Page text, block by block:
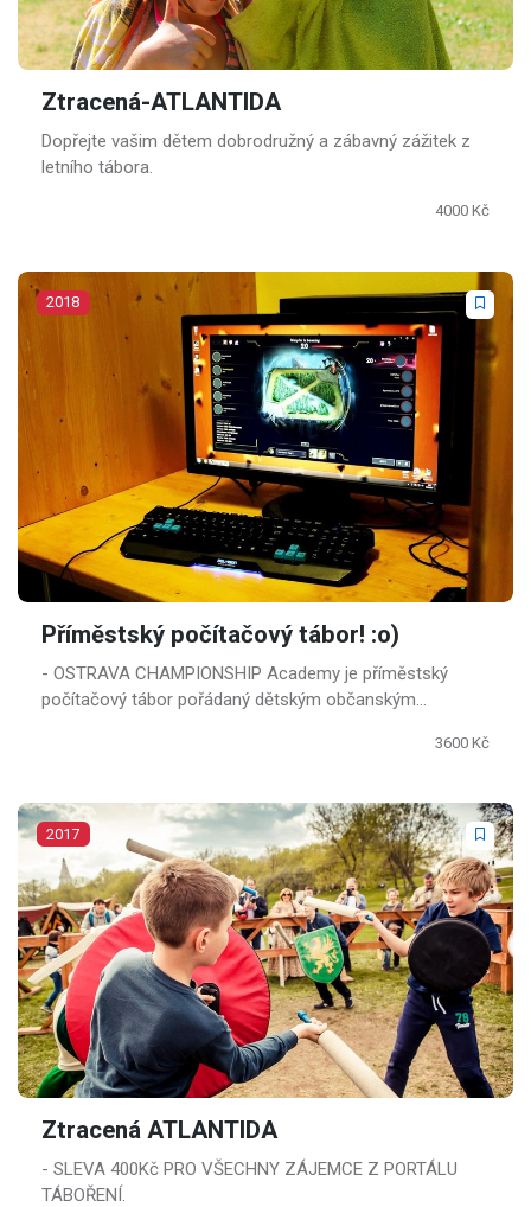
Ztracená-ATLANTIDA
Dopřejte vašim dětem dobrodružný a zábavný zážitek z
letního tábora.
4000 Kč
2018
Příměstský počítačový tábor! :o)
- OSTRAVA CHAMPIONSHIP Academy je příměstský
počítačový tábor pořádaný dětským občanským
3600 Kč
2017
Ztracená ATLANTIDA
- SLEVA 400Kč PRO VŠECHNY ZÁJEMCE Z PORTÁLU
TÁBOŘENÍ.